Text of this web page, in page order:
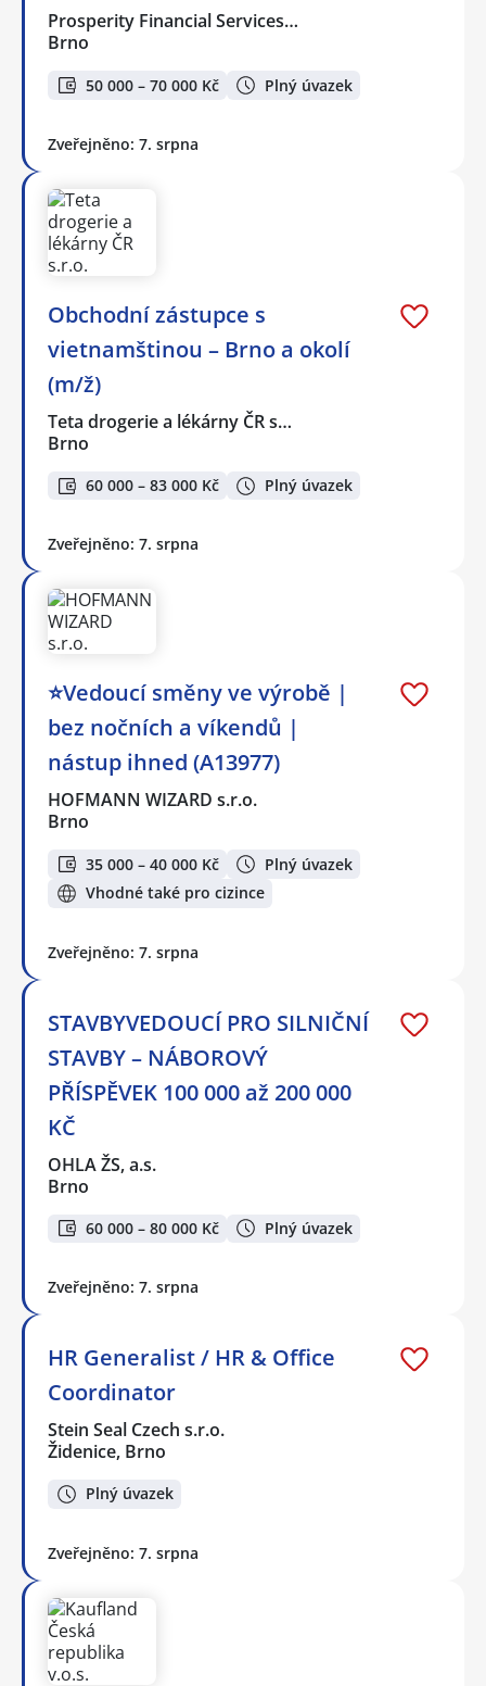
Prosperity Financial Services…
Brno
50 000 – 70 000 Kč Plný úvazek
Zveřejněno: 7. srpna
Obchodní zástupce s
vietnamštinou – Brno a okolí
(m/ž)
Teta drogerie a lékárny ČR s…
Brno
60 000 – 83 000 Kč Plný úvazek
Zveřejněno: 7. srpna
⭐Vedoucí směny ve výrobě |
bez nočních a víkendů |
nástup ihned (A13977)
HOFMANN WIZARD s.r.o.
Brno
35 000 – 40 000 Kč
Plný úvazek
Vhodné také pro cizince
Zveřejněno: 7. srpna
STAVBYVEDOUCÍ PRO SILNIČNÍ
STAVBY – NÁBOROVÝ
PŘÍSPĚVEK 100 000 až 200 000
KČ
OHLA ŽS, a.s.
Brno
60 000 – 80 000 Kč Plný úvazek
Zveřejněno: 7. srpna
HR Generalist / HR & Office
Coordinator
Stein Seal Czech s.r.o.
Židenice, Brno
Plný úvazek
Zveřejněno: 7. srpna